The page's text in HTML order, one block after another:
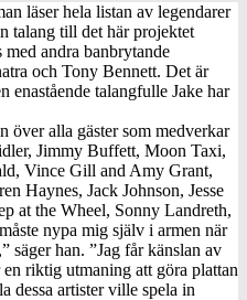
läser hela listan av legendarer
talang till det här projektet
med andra banbrytande
och Tony Bennett. Det är
enastående talangfulle Jake har
över alla gäster som medverkar
Jimmy Buffett, Moon Taxi,
Vince Gill and Amy Grant,
Haynes, Jack Johnson, Jesse
at the Wheel, Sonny Landreth,
nypa mig själv i armen när
säger han. ”Jag får känslan av
riktig utmaning att göra plattan
dessa artister ville spela in